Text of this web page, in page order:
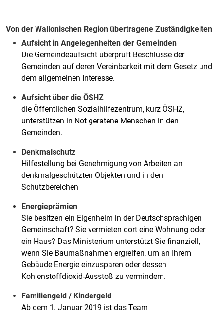
Von der Wallonischen Region übertragene Zuständigkeiten
Aufsicht in Angelegenheiten der Gemeinden
Die Gemeindeaufsicht überprüft Beschlüsse der
Gemeinden auf deren Vereinbarkeit mit dem Gesetz und
dem allgemeinen Interesse.
Aufsicht über die ÖSHZ
die Öffentlichen Sozialhilfezentrum, kurz ÖSHZ,
unterstützen in Not geratene Menschen in den
Gemeinden.
Denkmalschutz
Hilfestellung bei Genehmigung von Arbeiten an
denkmalgeschützten Objekten und in den
Schutzbereichen
Energieprämien
Sie besitzen ein Eigenheim in der Deutschsprachigen
Gemeinschaft? Sie vermieten dort eine Wohnung oder
ein Haus? Das Ministerium unterstützt Sie finanziell,
wenn Sie Baumaßnahmen ergreifen, um an Ihrem
Gebäude Energie einzusparen oder dessen
Kohlenstoffdioxid-Ausstoß zu vermindern.
Familiengeld / Kindergeld
Ab dem 1. Januar 2019 ist das Team